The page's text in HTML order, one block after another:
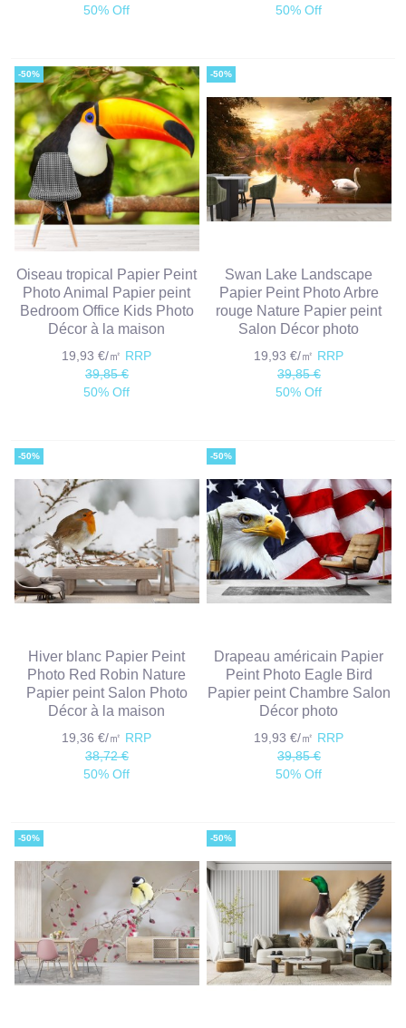
50% Off
50% Off
-50%
Oiseau tropical Papier Peint
Photo Animal Papier peint
Bedroom Office Kids Photo
Décor à la maison
19,93 €/㎡ RRP
39,85 €
50% Off
-50%
Swan Lake Landscape
Papier Peint Photo Arbre
rouge Nature Papier peint
Salon Décor photo
19,93 €/㎡ RRP
39,85 €
50% Off
-50%
Hiver blanc Papier Peint
Photo Red Robin Nature
Papier peint Salon Photo
Décor à la maison
19,36 €/㎡ RRP
38,72 €
50% Off
-50%
Drapeau américain Papier
Peint Photo Eagle Bird
Papier peint Chambre Salon
Décor photo
19,93 €/㎡ RRP
39,85 €
50% Off
-50% -50%